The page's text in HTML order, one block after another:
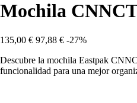
Mochila
135,00 € 97,88 € -27%
Descubre la mochila Eastpak
funcionalidad para una mejor